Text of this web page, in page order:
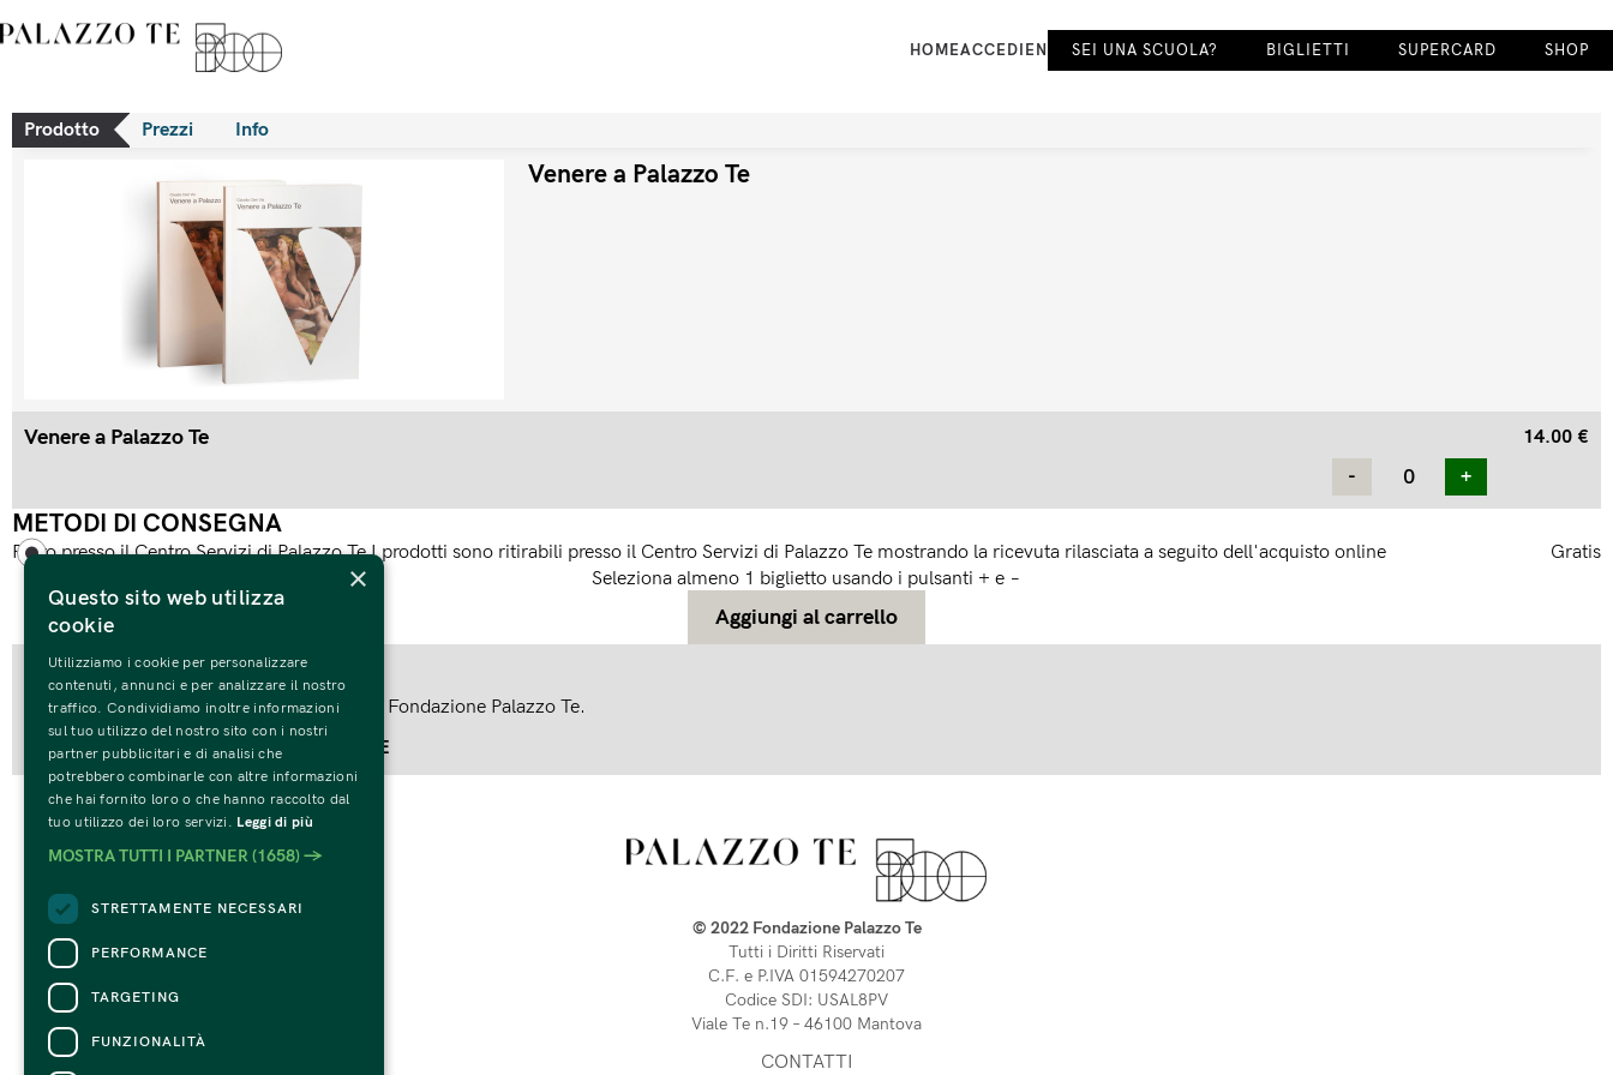
HOMEACCEDI EN SEI UNA SCUOLA? BIGLIETTI SUPERCARD SHOP
Prodotto Prezzi Info
Venere a Palazzo Te
Venere a Palazzo Te 14.00 €
METODI DI CONSEGNA
Ritiro presso il Centro Servizi di Palazzo Te I prodotti sono ritirabili presso il Centro Servizi di Palazzo Te mostrando la ricevuta rilasciata a seguito dell'acquisto online
Gratis
Seleziona almeno 1 biglietto usando i pulsanti + e −
Tutto quello che c'è da sapere
Volume a cura di Claudia Cieri Via edito da Fondazione Palazzo Te.
Organizzatore: FONDAZIONE PALAZZO TE
© 2022 Fondazione Palazzo Te
Tutti i Diritti Riservati
C.F. e P.IVA 01594270207
Codice SDI: USAL8PV
Viale Te n.19 – 46100 Mantova
CONTATTI
×
Questo sito web utilizza
cookie
Utilizziamo i cookie per personalizzare
contenuti, annunci e per analizzare il nostro
traffico. Condividiamo inoltre informazioni
sul tuo utilizzo del nostro sito con i nostri
partner pubblicitari e di analisi che
potrebbero combinarle con altre informazioni
che hai fornito loro o che hanno raccolto dal
tuo utilizzo dei loro servizi. Leggi di più
MOSTRA TUTTI I PARTNER (1658) →
STRETTAMENTE NECESSARI
PERFORMANCE
TARGETING
FUNZIONALITÀ